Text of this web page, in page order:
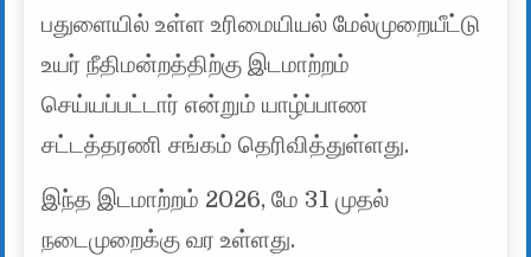
பதுளையில் உள்ள உரிமையியல் மேல்முறையீட்டு
உயர் நீதிமன்றத்திற்கு இடமாற்றம்
செய்யப்பட்டார் என்றும் யாழ்ப்பாண
சட்டத்தரணி சங்கம் தெரிவித்துள்ளது.
இந்த இடமாற்றம் 2026, மே 31 முதல்
நடைமுறைக்கு வர உள்ளது.